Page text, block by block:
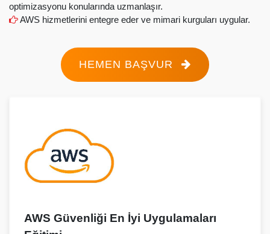
optimizasyonu konularında uzmanlaşır.
AWS hizmetlerini entegre eder ve mimari kurguları uygular.
HEMEN BAŞVUR
AWS Güvenliği En İyi Uygulamaları